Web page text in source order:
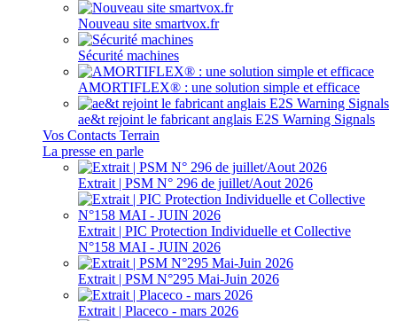
Nouveau site smartvox.fr
Sécurité machines
AMORTIFLEX® : une solution simple et efficace
ae&t rejoint le fabricant anglais E2S Warning Signals
Vos Contacts Terrain
La presse en parle
Extrait | PSM N° 296 de juillet/Aout 2026
Extrait | PIC Protection Individuelle et Collective
N°158 MAI - JUIN 2026
Extrait | PSM N°295 Mai-Juin 2026
Extrait | Placeco - mars 2026